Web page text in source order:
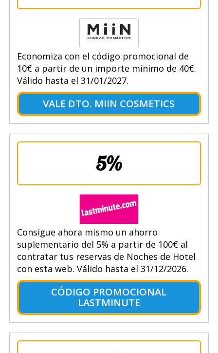
Economiza con el código promocional de
10€ a partir de un importe mínimo de 40€.
Válido hasta el 31/01/2027.
VALE DTO. MIIN COSMETICS
5%
Consigue ahora mismo un ahorro
suplementario del 5% a partir de 100€ al
contratar tus reservas de Noches de Hotel
con esta web. Válido hasta el 31/12/2026.
CÓDIGO PROMOCIONAL
LASTMINUTE